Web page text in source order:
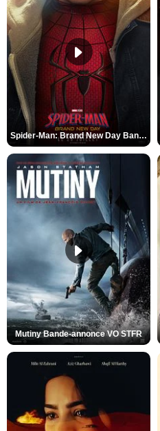
Spider-Man: Brand New Day Bande-annonce VO STFR
Mutiny Bande-annonce VO STFR